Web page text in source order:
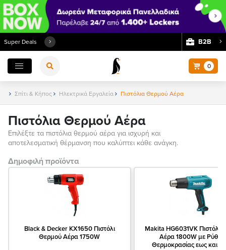
Super Deals Β2Β
0
Σπίτι & Κήπος Ηλεκτρικά Εργαλεία Πιστόλια Θερμού Αέρα
Πιστόλια Θερμού Αέρα
Επιλέξτε τα πιστόλια θερμού αέρα για ισχυρή και
αποτελεσματική θέρμανση που καλύπτει κάθε ανάγκη.
Δημοφιλή προϊόντα
Black & Decker KX1650 Πιστόλι
Θερμού Αέρα 1750W
Makita HG6031VK Πιστόλι
Αέρα 1800W με
Θερμοκρασίας εως και